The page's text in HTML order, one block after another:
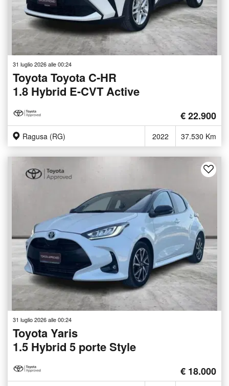
31 luglio 2026 alle 00:24
Toyota Toyota C-HR
1.8 Hybrid E-CVT Active
€ 22.900
Ragusa (RG) 2022 37.530 Km
31 luglio 2026 alle 00:24
Toyota Yaris
1.5 Hybrid 5 porte Style
€ 18.000